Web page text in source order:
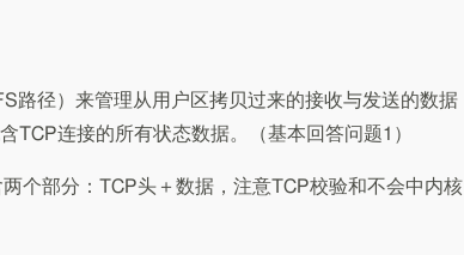
路径）来管理从用户区拷贝过来的接收与发送的数据
TCP连接的所有状态数据。（基本回答问题1）
个部分：TCP头＋数据，注意TCP校验和不会中内核